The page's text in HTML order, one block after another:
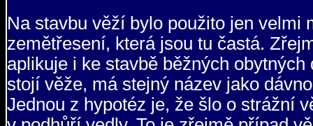
Na stavbu věží bylo použito jen velmi
zemětřesení, která jsou tu častá.
aplikuje i ke stavbě běžných
stojí věže, má stejný název jako
Jednou z hypotéz je, že šlo o strážní